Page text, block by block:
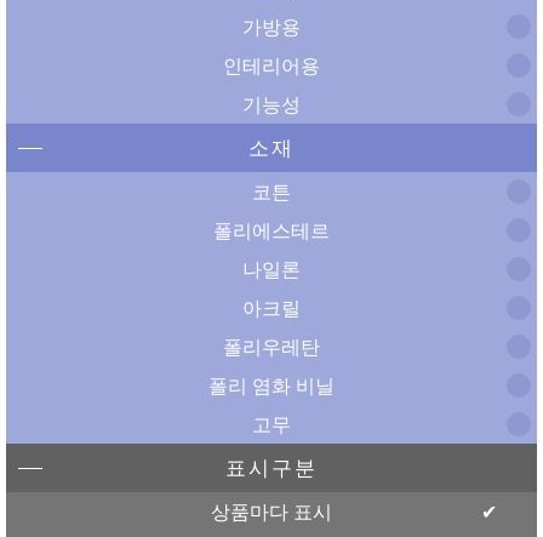
가방용
인테리어용
기능성
소재
코튼
폴리에스테르
나일론
아크릴
폴리우레탄
폴리 염화 비닐
고무
표시구분
상품마다 표시